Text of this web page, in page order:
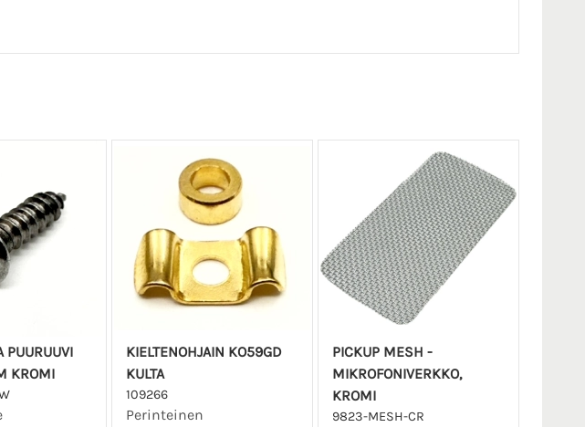
PUURUUVI
KROMI
KIELTENOHJAIN KO59GD
KULTA
109266
Perinteinen
PICKUP MESH -
MIKROFONIVERKKO,
KROMI
9823-MESH-CR